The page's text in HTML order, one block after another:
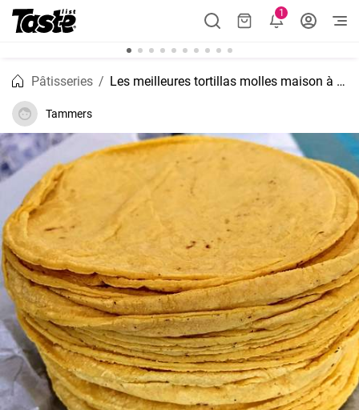
1
Pâtisseries Les meilleures tortillas molles maison à la farine de maïs
Tammers